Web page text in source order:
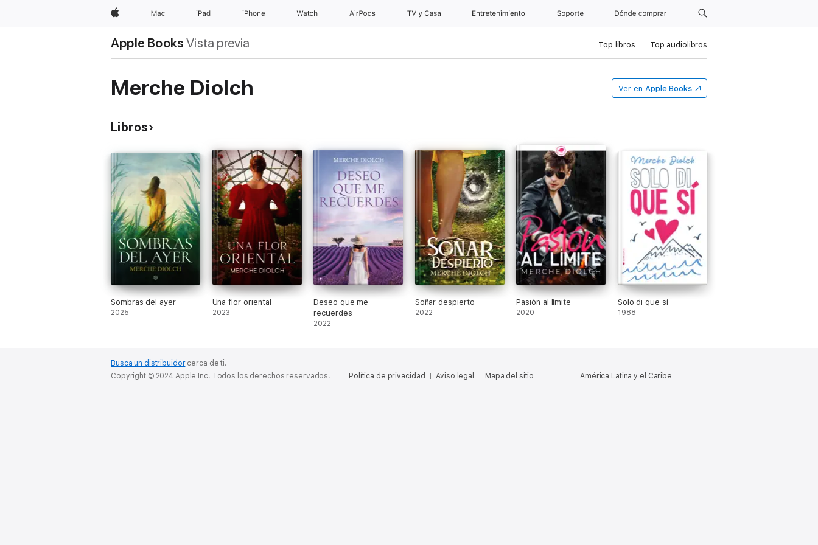
Apple Mac iPad iPhone Watch AirPods TV y Casa Entretenimiento Soporte Dónde comprar
Apple Books Vista previa Top libros Top audiolibros
Merche Diolch Ver en Apple Books
Libros
Sombras del ayer
2025
Una flor oriental
2023
Deseo que me
recuerdes
2022
Soñar despierto
2022
Pasión al límite
2020
Solo di que sí
1988
Busca un distribuidorcerca de ti.
América Latina y el Caribe
Copyright © 2024 Apple Inc. Todos los derechos reservados. Política de privacidad Aviso legal Mapa del sitio